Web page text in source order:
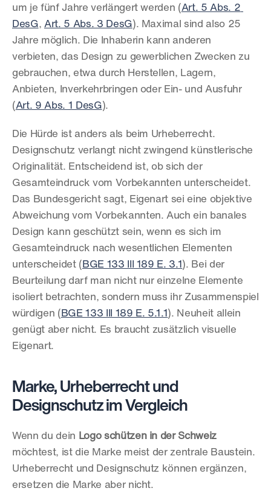
um je fünf Jahre verlängert werden (Art. 5 Abs. 2
DesG, Art. 5 Abs. 3 DesG). Maximal sind also 25
Jahre möglich. Die Inhaberin kann anderen
verbieten, das Design zu gewerblichen Zwecken zu
gebrauchen, etwa durch Herstellen, Lagern,
Anbieten, Inverkehrbringen oder Ein- und Ausfuhr
(Art. 9 Abs. 1 DesG).
Die Hürde ist anders als beim Urheberrecht.
Designschutz verlangt nicht zwingend künstlerische
Originalität. Entscheidend ist, ob sich der
Gesamteindruck vom Vorbekannten unterscheidet.
Das Bundesgericht sagt, Eigenart sei eine objektive
Abweichung vom Vorbekannten. Auch ein banales
Design kann geschützt sein, wenn es sich im
Gesamteindruck nach wesentlichen Elementen
unterscheidet ( BGE 133 III 189 E. 3.1 ). Bei der
Beurteilung darf man nicht nur einzelne Elemente
isoliert betrachten, sondern muss ihr Zusammenspiel
würdigen ( BGE 133 III 189 E. 5.1.1 ). Neuheit allein
genügt aber nicht. Es braucht zusätzlich visuelle
Eigenart.
Marke, Urheberrecht und
Designschutz im Vergleich
Wenn du dein Logo schützen in der Schweiz
möchtest, ist die Marke meist der zentrale Baustein.
Urheberrecht und Designschutz können ergänzen,
ersetzen die Marke aber nicht.